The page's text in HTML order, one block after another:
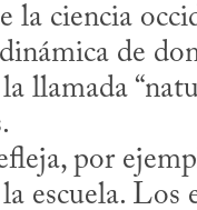
la ciencia
de
llamada
escuela. Los